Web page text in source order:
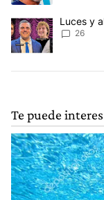
Un artículo deLuces y
26